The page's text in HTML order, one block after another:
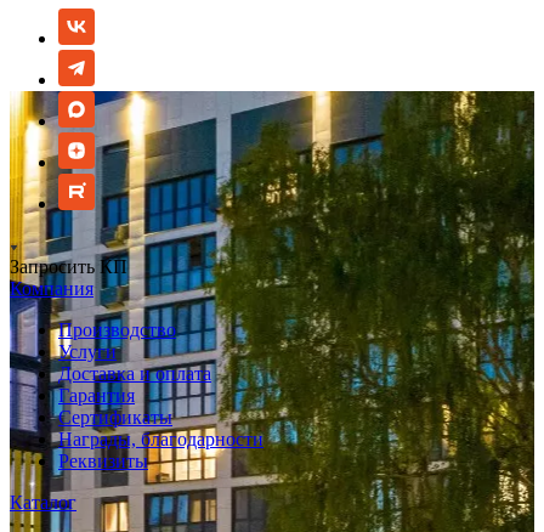
Запросить КП
Компания
Производство
Услуги
Доставка и оплата
Гарантия
Сертификаты
Награды, благодарности
Реквизиты
Каталог